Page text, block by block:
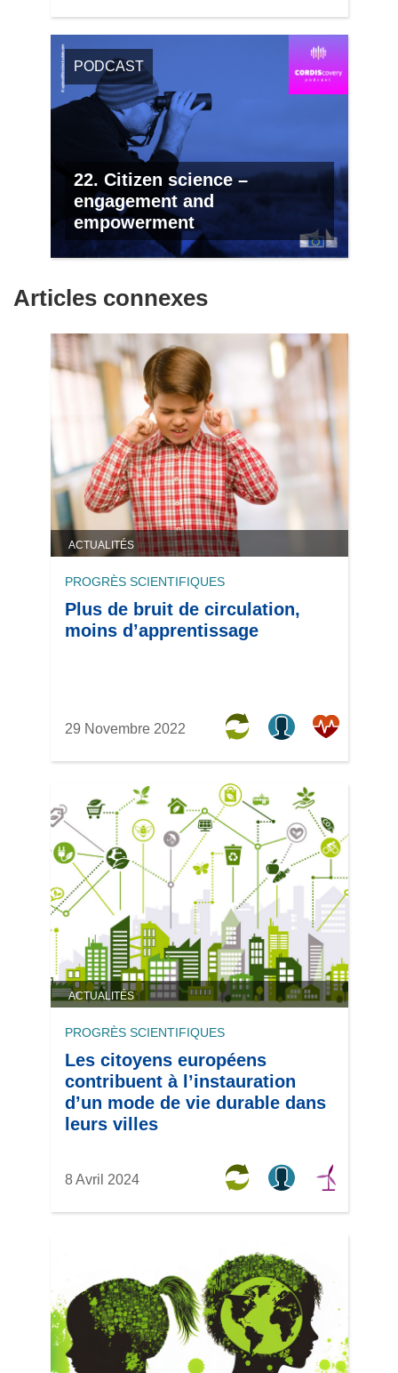
PODCAST
22. Citizen science –
engagement and
empowerment
Articles connexes
ACTUALITÉS
PROGRÈS SCIENTIFIQUES
Plus de bruit de circulation,
moins d’apprentissage
29 Novembre 2022
ACTUALITÉS
PROGRÈS SCIENTIFIQUES
Les citoyens européens
contribuent à l’instauration
d’un mode de vie durable dans
leurs villes
8 Avril 2024